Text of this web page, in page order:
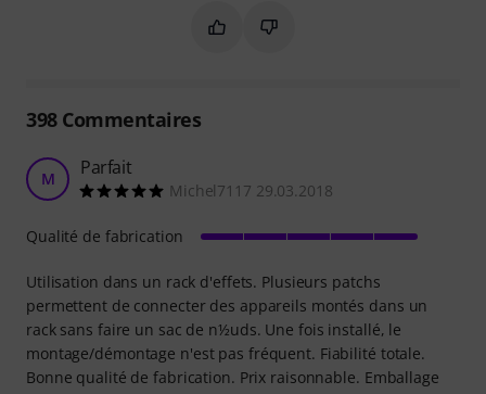
Marquer ce résumé comme utile
Marquer ce résumé comme
398Commentaires
M Parfait
Michel7117 29.03.2018
Utilisation dans un rack d'effets. Plusieurs patchs
permettent de connecter des appareils montés dans un
rack sans faire un sac de n½uds. Une fois installé, le
montage/démontage n'est pas fréquent. Fiabilité totale.
Bonne qualité de fabrication. Prix raisonnable. Emballage
Qualité de fabrication